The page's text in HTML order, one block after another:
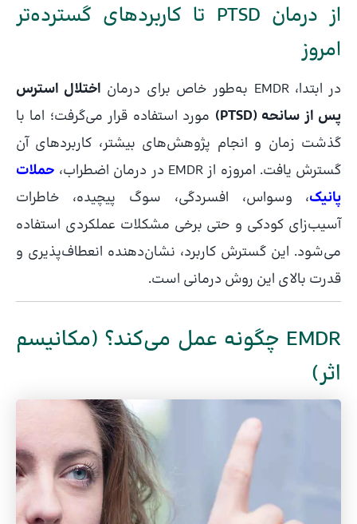
از درمان PTSD تا کاربردهای گسترده‌تر
امروز
در ابتدا، EMDR به‌طور خاص برای درمان
اختلال استرس
پس از سانحه (PTSD)
مورد استفاده قرار می‌گرفت؛ اما با
گذشت زمان و انجام پژوهش‌های بیشتر، کاربردهای آن
گسترش یافت. امروزه از EMDR در درمان اضطراب،
حملات
پانیک، وسواس، افسردگی، سوگ پیچیده، خاطرات
آسیب‌زای کودکی و حتی برخی مشکلات عملکردی استفاده
می‌شود. این گسترش کاربرد، نشان‌دهنده انعطاف‌پذیری و
قدرت بالای این روش درمانی است.
EMDR چگونه عمل می‌کند؟ (مکانیسم
اثر)